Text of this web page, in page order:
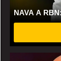
NAVA A